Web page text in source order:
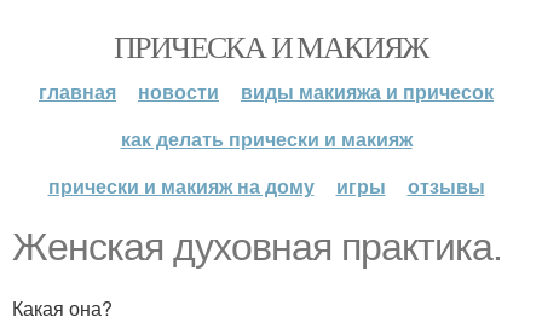
ПРИЧЕСКА И МАКИЯЖ
главная новости
виды макияжа и причесок
как делать прически и макияж
прически и макияж на дому
игры отзывы
Женская духовная практика.
Какая она?